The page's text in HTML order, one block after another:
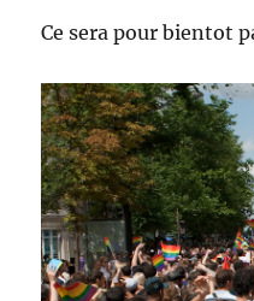
Ce sera pour bientot